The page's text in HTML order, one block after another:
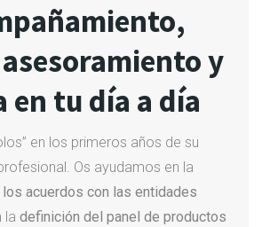
y
en tu día a día
en los primeros años de su
Os ayudamos en la
acuerdos con las entidades
la definición del panel de productos